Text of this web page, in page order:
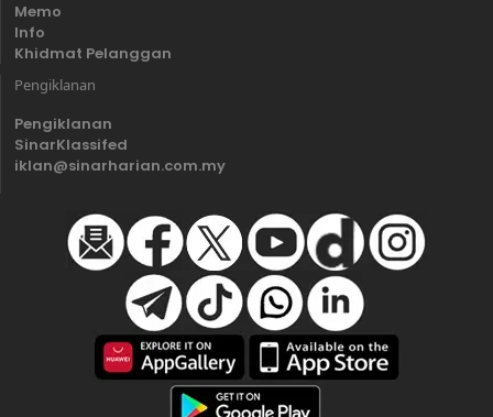
Memo
Info
Khidmat Pelanggan
Pengiklanan
Pengiklanan
SinarKlassifed
iklan@sinarharian.com.my